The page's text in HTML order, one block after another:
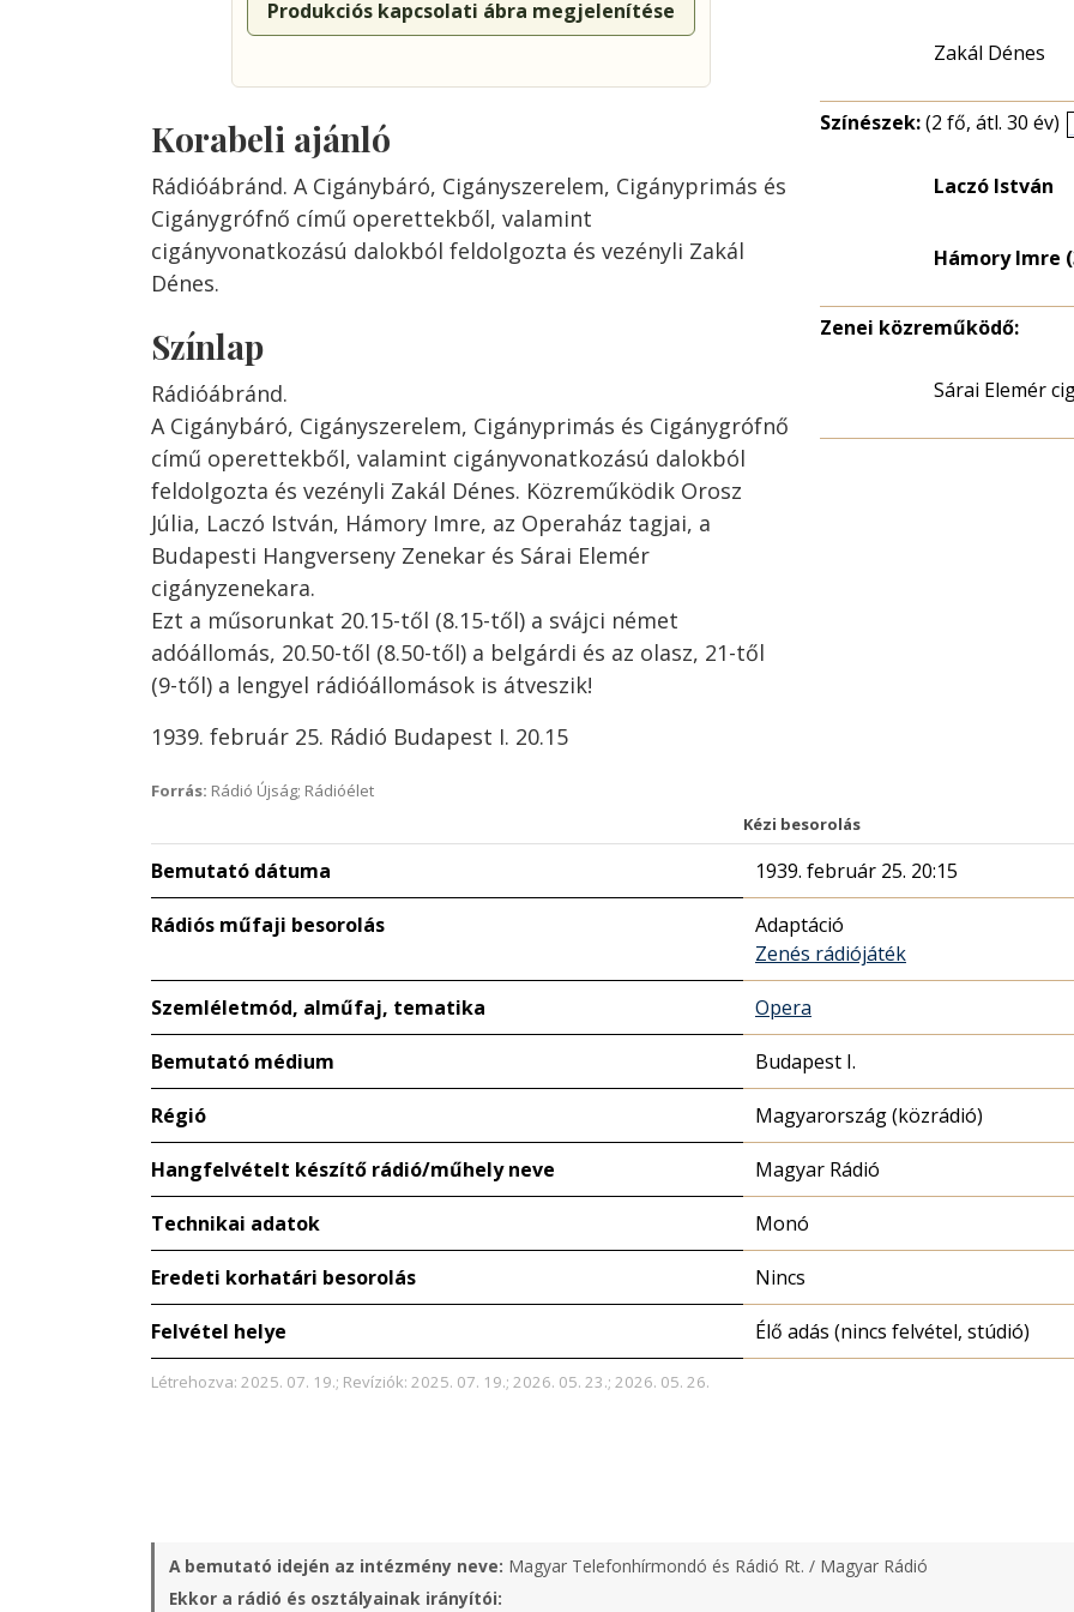
Produkciós kapcsolati ábra megjelenítése
Korabeli ajánló
Rádióábránd. A Cigánybáró, Cigányszerelem, Cigányprimás és
Cigánygrófnő című operettekből, valamint
cigányvonatkozású dalokból feldolgozta és vezényli Zakál
Dénes.
Színlap
Rádióábránd.
A Cigánybáró, Cigányszerelem, Cigányprimás és Cigánygrófnő
című operettekből, valamint cigányvonatkozású dalokból
feldolgozta és vezényli Zakál Dénes. Közreműködik Orosz
Júlia, Laczó István, Hámory Imre, az Operaház tagjai, a
Budapesti Hangverseny Zenekar és Sárai Elemér
cigányzenekara.
Ezt a műsorunkat 20.15-től (8.15-től) a svájci német
adóállomás, 20.50-től (8.50-től) a belgárdi és az olasz, 21-től
(9-től) a lengyel rádióállomások is átveszik!
1939. február 25. Rádió Budapest I. 20.15
Forrás: Rádió Újság; Rádióélet
Zakál Dénes
Színészek:(2 fő, átl. 30 év)
Laczó István
Hámory Imre
Zenei közreműködő:
Sárai Elemér
Kézi besorolás
Bemutató dátuma 1939. február 25. 20:15
Rádiós műfaji besorolás
Adaptáció
Zenés rádiójáték
Szemléletmód, alműfaj, tematika Opera
Bemutató médium Budapest I.
Régió Magyarország (közrádió)
Hangfelvételt készítő rádió/műhely neve Magyar Rádió
Technikai adatok Monó
Eredeti korhatári besorolás Nincs
Felvétel helye Élő adás (nincs felvétel, stúdió)
Létrehozva: 2025. 07. 19.; Revíziók: 2025. 07. 19.; 2026. 05. 23.; 2026. 05. 26.
A bemutató idején az intézmény neve: Magyar Telefonhírmondó és Rádió Rt. / Magyar Rádió
Ekkor a rádió és osztályainak irányítói: